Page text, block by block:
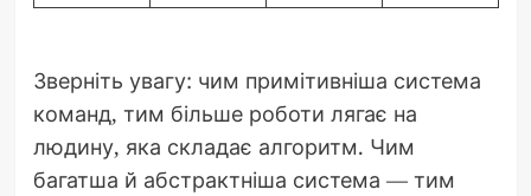
Зверніть увагу: чим примітивніша система
команд, тим більше роботи лягає на
людину, яка складає алгоритм. Чим
багатша й абстрактніша система — тим